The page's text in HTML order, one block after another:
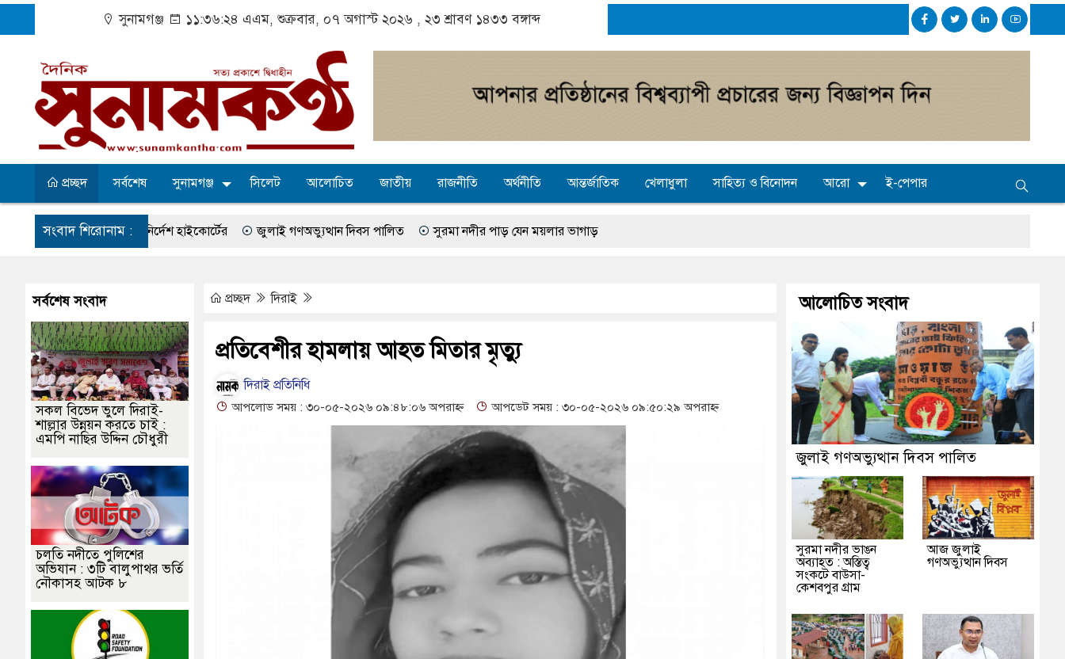
সুনামগঞ্জ ১১:৩৬:২৫ এএম, শুক্রবার, ০৭ অগাস্ট ২০২৬ ,২৩ শ্রাবণ ১৪৩৩ বঙ্গাব্দ
প্রচ্ছদ সর্বশেষ সুনামগঞ্জ সিলেট আলোচিত জাতীয় রাজনীতি অর্থনীতি আন্তর্জাতিক খেলাধুলা সাহিত্য ও বিনোদন আরো ই-পেপার
সংবাদ শিরোনাম :
নিশ্চিতের নির্দেশ হাইকোর্টের জুলাই গণঅভ্যুত্থান দিবস পালিত সুরমা নদীর পাড় যেন ময়লার ভাগাড়
প্রতিপক্ষের সব অভিযোগ প্রত্যাখ্যান আজ জুলাই গণঅভ্যুত্থান দিবস
সদর উপজেলা পরিষদের সম্প্রসারিত প্রশাসনিক ভবনের উদ্বোধন
নাদের, পলিন, রিপন-দীপঙ্করসহ ৪৮ জন আসামি পূবালী ব্যাংকের ইলেক্ট্রনিক বুথ ও সেল্ফ সার্ভিস সেন্টারের উদ্বোধন
ফেরতের দাবি হাওরে স্কুলযাত্রায় জীবনের ঝুঁকি, নিরাপদ নৌযান এখনো অধরা ১৬১৩ শিক্ষকের পদ শূন্য, ৪৫১টি প্রাথমিক বিদ্যালয়ে নেই প্রধান শিক্ষক
২, ভবানীপুরে শোকের মাতম জামালগঞ্জে হামলার অভিযোগে সংবাদ সম্মেলন, নিরাপত্তা ও সুষ্ঠু বিচার দাবি
প্রচ্ছদ দিরাই
প্রতিবেশীর হামলায় আহত মিতার মৃত্যু
দিরাই প্রতিনিধি
আপলোড সময় : ৩০-০৫-২০২৬ ০৯:৪৮:০৬ অপরাহ্ন আপডেট সময় : ৩০-০৫-২০২৬ ০৯:৫০:২৯ অপরাহ্ন
সর্বশেষ সংবাদ
সকল বিভেদ ভুলে দিরাই-
শাল্লার উন্নয়ন করতে চাই :
এমপি নাছির উদ্দিন চৌধুরী
চলতি নদীতে পুলিশের
অভিযান : ৩টি বালুপাথর ভর্তি
নৌকাসহ আটক ৮
আলোচিত সংবাদ
জুলাই গণঅভ্যুত্থান দিবস পালিত
সুরমা নদীর ভাঙন
অব্যাহত : অস্তিত্ব
সংকটে বাউসা-
কেশবপুর গ্রাম
আজ জুলাই
গণঅভ্যুত্থান দিবস